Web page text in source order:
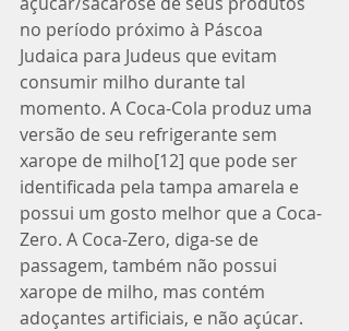
no período próximo à Páscoa
Judaica para Judeus que evitam
consumir milho durante tal
momento. A Coca-Cola produz uma
versão de seu refrigerante sem
xarope de milho[12] que pode ser
identificada pela tampa amarela e
possui um gosto melhor que a Coca-
Zero. A Coca-Zero, diga-se de
passagem, também não possui
xarope de milho, mas contém
adoçantes artificiais, e não açúcar.